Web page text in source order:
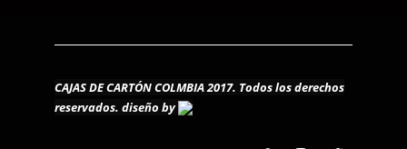
CAJAS DE CARTÓN COLMBIA 2017. Todos los derechos
reservados. diseño by